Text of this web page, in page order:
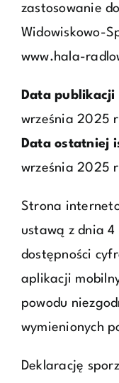
zastosowanie
Widowiskowo-
www.hala-
Data
września 2025
Data ostatniej
września 2025
Strona
ustawą z dnia
dostępności
aplikacji
powodu
wymienionych
Deklarację